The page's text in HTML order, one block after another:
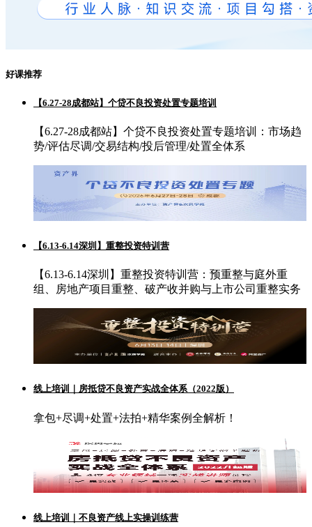
好课推荐
【6.27-28成都站】个贷不良投资处置专题培训
【6.27-28成都站】个贷不良投资处置专题培训：市场趋
势/评估尽调/交易结构/投后管理/处置全体系
【6.13-6.14深圳】重整投资特训营
【6.13-6.14深圳】重整投资特训营：预重整与庭外重
组、房地产项目重整、破产收并购与上市公司重整实务
线上培训｜房抵贷不良资产实战全体系（2022版）
拿包+尽调+处置+法拍+精华案例全解析！
线上培训｜不良资产线上实操训练营